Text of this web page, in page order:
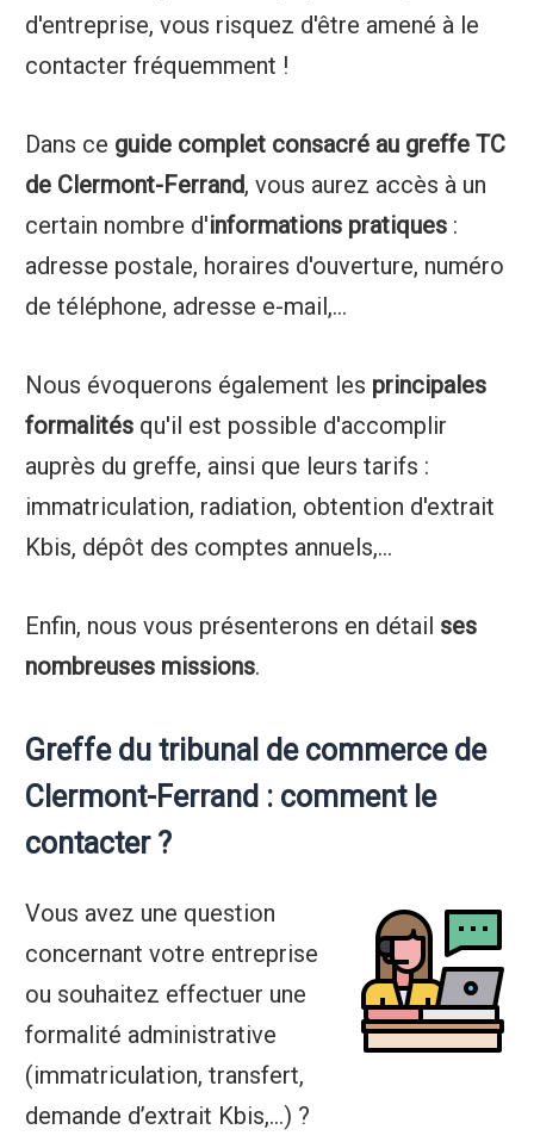
d'entreprise, vous risquez d'être amené à le
contacter fréquemment !
Dans ce guide complet consacré au greffe TC
de Clermont-Ferrand, vous aurez accès à un
certain nombre d'informations pratiques :
adresse postale, horaires d'ouverture, numéro
de téléphone, adresse e-mail,...
Nous évoquerons également les principales
formalités qu'il est possible d'accomplir
auprès du greffe, ainsi que leurs tarifs :
immatriculation, radiation, obtention d'extrait
Kbis, dépôt des comptes annuels,...
Enfin, nous vous présenterons en détail ses
nombreuses missions.
Greffe du tribunal de commerce de
Clermont-Ferrand : comment le
contacter ?
Vous avez une question
concernant votre entreprise
ou souhaitez effectuer une
formalité administrative
(immatriculation, transfert,
demande d’extrait Kbis,…) ?